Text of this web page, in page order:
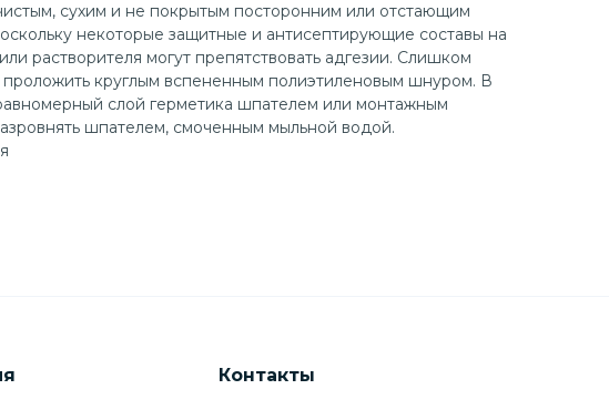
сухим и не покрытым посторонним или отстающим
некоторые защитные и антисептирующие составы на
растворителя могут препятствовать адгезии. Слишком
круглым вспененным полиэтиленовым шнуром. В
слой герметика шпателем или монтажным
шпателем, смоченным мыльной водой.
Контакты